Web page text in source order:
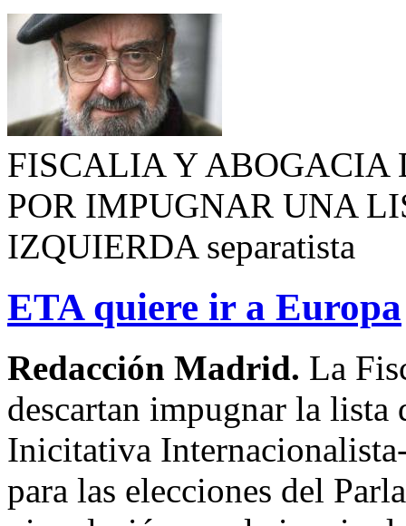
FISCALIA Y ABOGACIA
POR IMPUGNAR UNA
IZQUIERDA separatista
ETA quiere ir a Europa
Redacción Madrid. La
descartan impugnar la
Inicitativa
para las elecciones del